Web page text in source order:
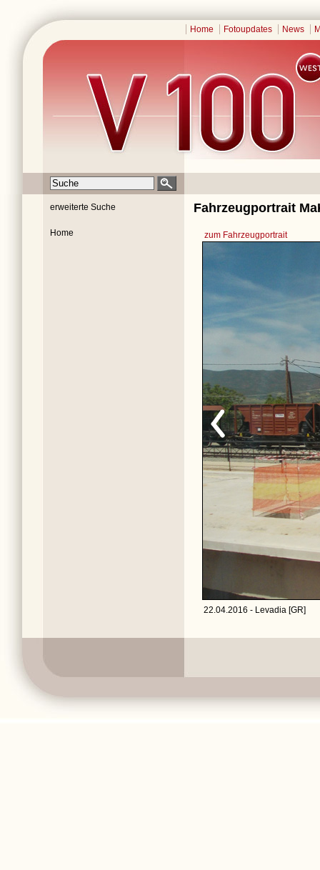
Home Fotoupdates News
erweiterte Suche
Home
Fahrzeugportrait
zum Fahrzeugportrait
22.04.2016 - Levadia [GR]